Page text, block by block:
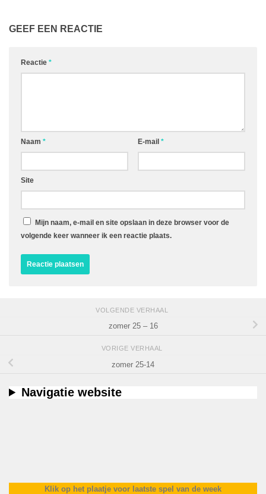
GEEF EEN REACTIE
Reactie *
Naam * E-mail *
Site
Mijn naam, e-mail en site opslaan in deze browser voor de
volgende keer wanneer ik een reactie plaats.
VOLGENDE VERHAAL
zomer 25 – 16
VORIGE VERHAAL
zomer 25-14
Navigatie website
Klik op het plaatje voor laatste spel van de week